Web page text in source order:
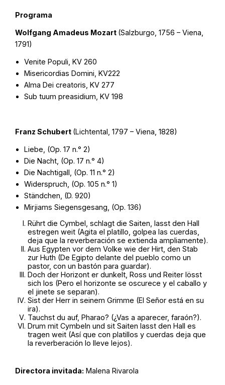
Programa
Wolfgang Amadeus Mozart (Salzburgo, 1756 – Viena,
1791)
Venite Populi, KV 260
Misericordias Domini, KV222
Alma Dei creatoris, KV 277
Sub tuum preasidium, KV 198
Franz Schubert (Lichtental, 1797 – Viena, 1828)
Liebe, (Op. 17 n.° 2)
Die Nacht, (Op. 17 n.° 4)
Die Nachtigall, (Op. 11 n.° 2)
Widerspruch, (Op. 105 n.° 1)
Ständchen, (D. 920)
Mirjiams Siegensgesang, (Op. 136)
Rührt die Cymbel, schlagt die Saiten, lasst den Hall
estregen weit (Agita el platillo, golpea las cuerdas,
deja que la reverberación se extienda ampliamente).
Aus Egypten vor dem Volke wie der Hirt, den Stab
zur Huth (De Egipto delante del pueblo como un
pastor, con un bastón para guardar).
Doch der Horizont er dunkelt, Ross und Reiter lösst
sich los (Pero el horizonte se oscurece y el caballo y
el jinete se separan).
Sist der Herr in seinem Grimme (El Señor está en su
ira).
Tauchst du auf, Pharao? (¿Vas a aparecer, faraón?).
Drum mit Cymbeln und sit Saiten lasst den Hall es
tragen weit (Así que con platillos y cuerdas deja que
la reverberación lo lleve lejos).
Directora invitada: Malena Rivarola